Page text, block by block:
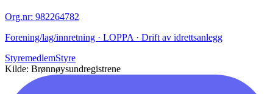
Org.nr: 982264782
Forening/lag/innretning · LOPPA · Drift av idrettsanlegg
StyremedlemStyre
Kilde: Brønnøysundregistrene